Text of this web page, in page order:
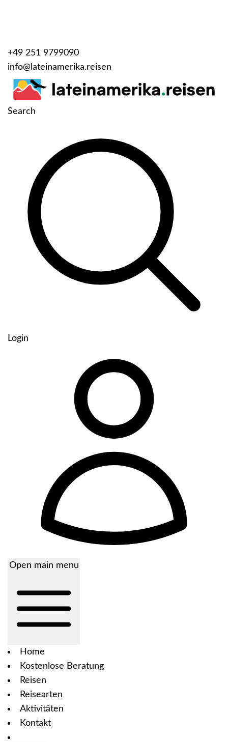
+49 251 9799090
info@lateinamerika.reisen
Search
Login
Open main menu
Home
Kostenlose Beratung
Reisen
Reisearten
Aktivitäten
Kontakt